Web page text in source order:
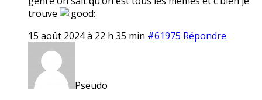
trouve
15 août 2024 à 22 h 35 min #61975 Répondre
Pseudo